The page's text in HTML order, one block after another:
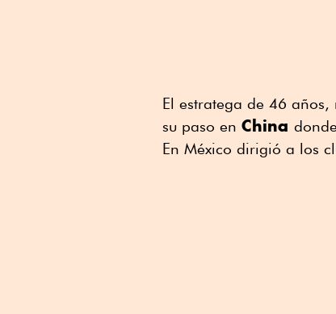
El estratega de 46
su ⁠paso en China
En México dirigió a los